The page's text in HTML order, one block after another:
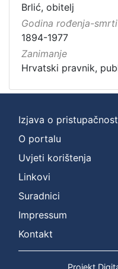
Brlić, obitelj
Godina rođenja-smrti
1894-1977
Zanimanje
Hrvatski pravnik,
Izjava o
O portalu
Uvjeti korištenja
Linkovi
Suradnici
Impressum
Kontakt
Projekt